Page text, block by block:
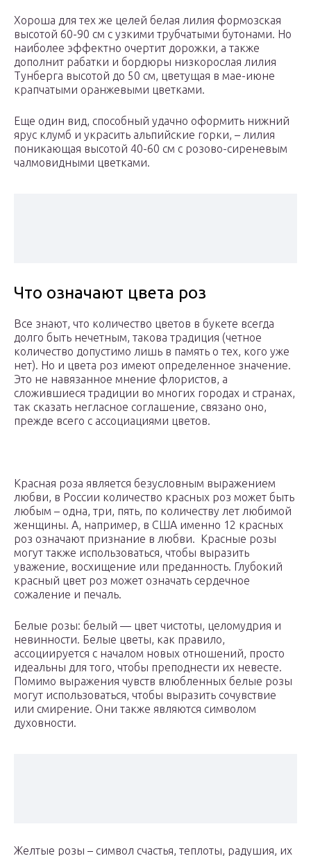
Хороша для тех же целей белая лилия формозская
высотой 60-90 см с узкими трубчатыми бутонами. Но
наиболее эффектно очертит дорожки, а также
дополнит рабатки и бордюры низкорослая лилия
Тунберга высотой до 50 см, цветущая в мае-июне
крапчатыми оранжевыми цветками.
Еще один вид, способный удачно оформить нижний
ярус клумб и украсить альпийские горки, – лилия
поникающая высотой 40-60 см с розово-сиреневым
чалмовидными цветками.
Что означают цвета роз
Все знают, что количество цветов в букете всегда
долго быть нечетным, такова традиция (четное
количество допустимо лишь в память о тех, кого уже
нет). Но и цвета роз имеют определенное значение.
Это не навязанное мнение флористов, а
сложившиеся традиции во многих городах и странах,
так сказать негласное соглашение, связано оно,
прежде всего с ассоциациями цветов.
Красная роза является безусловным выражением
любви, в России количество красных роз может быть
любым – одна, три, пять, по количеству лет любимой
женщины. А, например, в США именно 12 красных
роз означают признание в любви. Красные розы
могут также использоваться, чтобы выразить
уважение, восхищение или преданность. Глубокий
красный цвет роз может означать сердечное
сожаление и печаль.
Белые розы: белый — цвет чистоты, целомудрия и
невинности. Белые цветы, как правило,
ассоциируется с началом новых отношений, просто
идеальны для того, чтобы преподнести их невесте.
Помимо выражения чувств влюбленных белые розы
могут использоваться, чтобы выразить сочувствие
или смирение. Они также являются символом
духовности.
Желтые розы – символ счастья, теплоты, радушия, их